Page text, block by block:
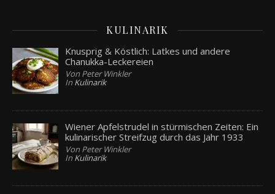
KULINARIK
Knusprig & Köstlich: Latkes und andere
Chanukka-Leckereien
Von Peter Winkler
In Kulinarik
Wiener Apfelstrudel in stürmischen Zeiten: Ein
kulinarischer Streifzug durch das Jahr 1933
Von Peter Winkler
In Kulinarik